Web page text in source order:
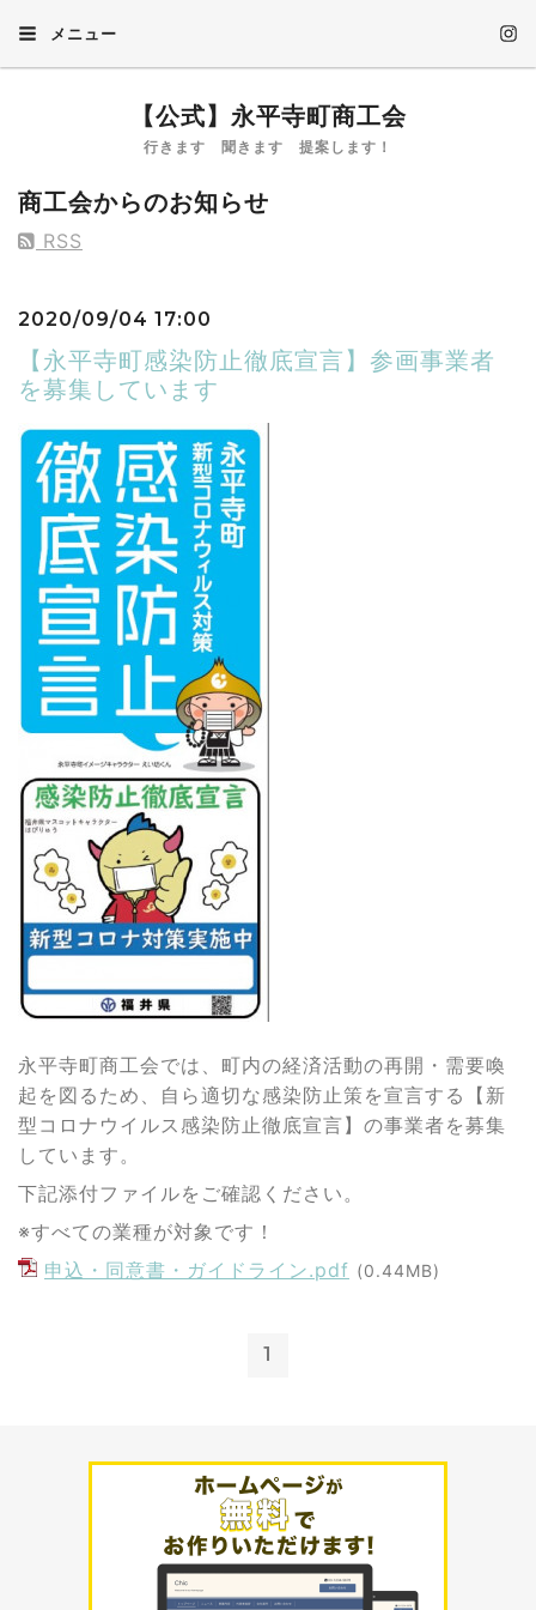
メニュー
【公式】永平寺町商工会
行きます 聞きます 提案します！
商工会からのお知らせ
RSS
2020/09/04 17:00
【永平寺町感染防止徹底宣言】参画事業者
を募集しています
永平寺町商工会では、町内の経済活動の再開・需要喚
起を図るため、自ら適切な感染防止策を宣言する【新
型コロナウイルス感染防止徹底宣言】の事業者を募集
しています。
下記添付ファイルをご確認ください。
※すべての業種が対象です！
申込・同意書・ガイドライン.pdf (0.44MB)
1